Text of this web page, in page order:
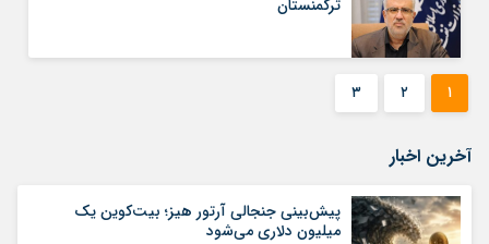
ترکمنستان
۱ ۲ ۳
آخرین اخبار
پیش‌بینی جنجالی آرتور هیز؛ بیت‌کوین یک
میلیون دلاری می‌شود